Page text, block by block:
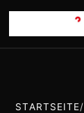
STARTSEITE/